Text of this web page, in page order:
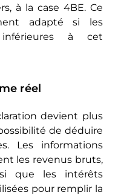
à la case 4BE. Ce
adapté si les
à cet
réel
devient plus
de déduire
Les informations
les revenus bruts,
que les intérêts
pour remplir la